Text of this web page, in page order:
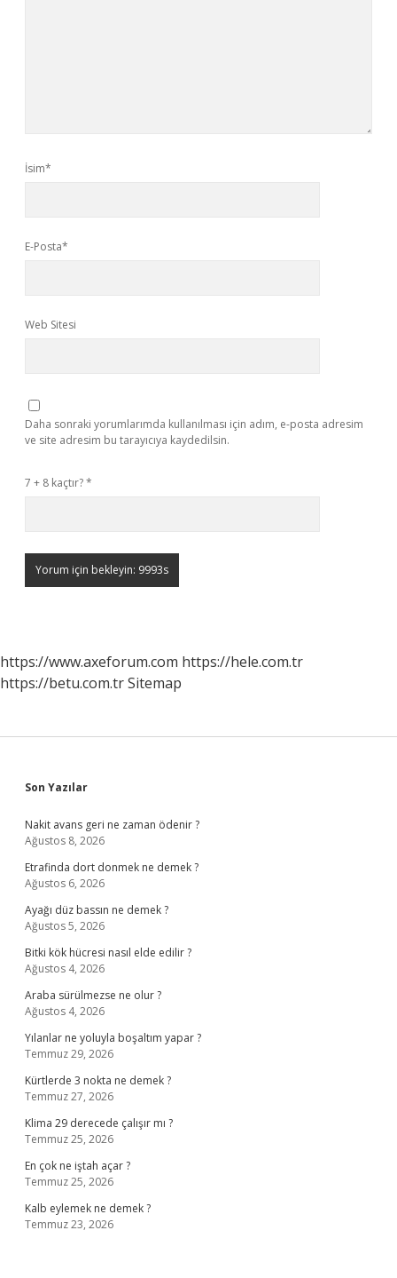
İsim*
E-Posta*
Web Sitesi
Daha sonraki yorumlarımda kullanılması için adım, e-posta adresim
ve site adresim bu tarayıcıya kaydedilsin.
7 + 8 kaçtır?*
https://www.axeforum.com https://hele.com.tr
https://betu.com.trSitemap
Sidebar
Son Yazılar
Nakit avans geri ne zaman ödenir ?
Ağustos 8, 2026
Etrafinda dort donmek ne demek ?
Ağustos 6, 2026
Ayağı düz bassın ne demek ?
Ağustos 5, 2026
Bitki kök hücresi nasıl elde edilir ?
Ağustos 4, 2026
Araba sürülmezse ne olur ?
Ağustos 4, 2026
Yılanlar ne yoluyla boşaltım yapar ?
Temmuz 29, 2026
Kürtlerde 3 nokta ne demek ?
Temmuz 27, 2026
Klima 29 derecede çalışır mı ?
Temmuz 25, 2026
En çok ne iştah açar ?
Temmuz 25, 2026
Kalb eylemek ne demek ?
Temmuz 23, 2026